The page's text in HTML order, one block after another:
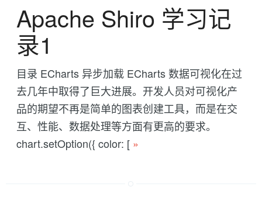
Apache Shiro 学习记
录1
目录 ECharts 异步加载 ECharts 数据可视化在过
去几年中取得了巨大进展。开发人员对可视化产
品的期望不再是简单的图表创建工具，而是在交
互、性能、数据处理等方面有更高的要求。
chart.setOption({ color: [ »